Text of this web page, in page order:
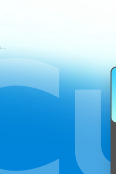
Tentang Ketentuan Layanan CapCut